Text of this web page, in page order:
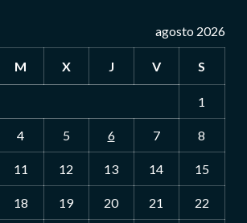
agosto 2026
M X J V S
1
4 5 6 7 8
11 12 13 14 15
18 19 20 21 22